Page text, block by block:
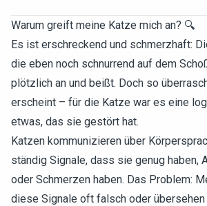
Warum greift meine Katze mich an? 🔍
Es ist erschreckend und schmerzhaft:
die eben noch schnurrend auf dem
plötzlich an und beißt. Doch so
erscheint – für die Katze war es eine
etwas, das sie gestört hat.
Katzen kommunizieren über
ständig Signale, dass sie genug haben,
oder Schmerzen haben. Das Problem:
diese Signale oft falsch oder